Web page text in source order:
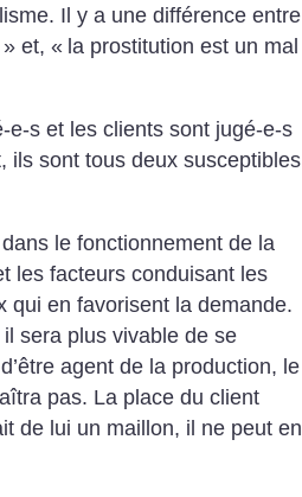
Il y a une différence entre
» et, « la prostitution est un mal
e-s et les clients sont jugé-e-s
ils sont tous deux susceptibles
le fonctionnement de la
les facteurs conduisant les
qui en favorisent la demande.
sera plus vivable de se
agent de la production, le
pas. La place du client
de lui un maillon, il ne peut en